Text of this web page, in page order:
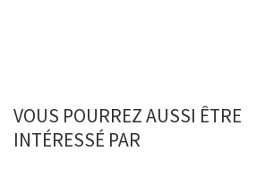
VOUS POURREZ AUSSI ÊTRE
INTÉRESSÉ PAR